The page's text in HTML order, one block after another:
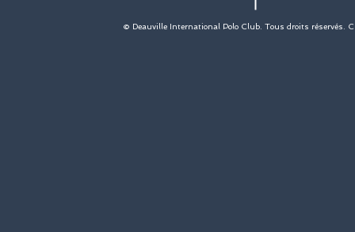
© Deauville International Polo Club. Tous droits réservés.